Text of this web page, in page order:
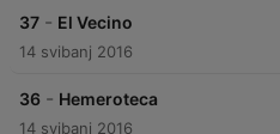
37 - El Vecino
14 svibanj 2016
36 - Hemeroteca
14 svibanj 2016